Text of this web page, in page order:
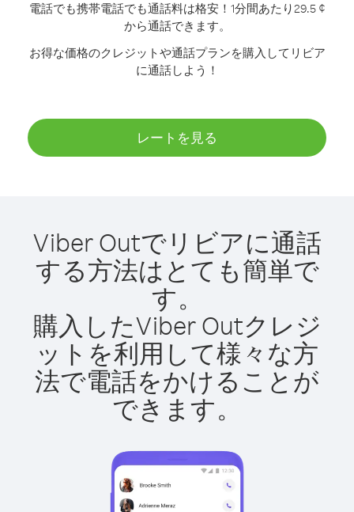
電話でも携帯電話でも通話料は格安！1分間あたり29.5 ¢
から通話できます。
お得な価格のクレジットや通話プランを購入してリビア
に通話しよう！
レートを見る
Viber Outでリビアに通話
する方法はとても簡単で
す。
購入したViber Outクレジ
ットを利用して様々な方
法で電話をかけることが
できます。